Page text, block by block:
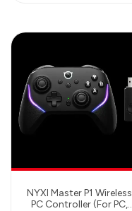
NYXI Master P1 Wireless
PC Controller (For PC,